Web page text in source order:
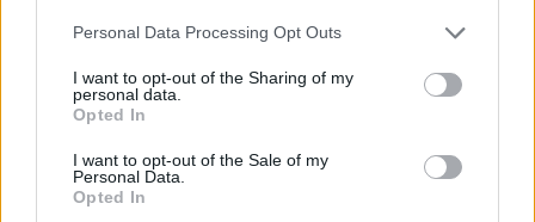
Personal Data Processing Opt Outs
I want to opt-out of the Sharing of my
personal data.
Opted In
I want to opt-out of the Sale of my
Personal Data.
Opted In
interlocuzione nel rispetto della deontologia. A
moderare il dibattito sarà Vittorio Verdone,
Direttore Communication and Media Relation del